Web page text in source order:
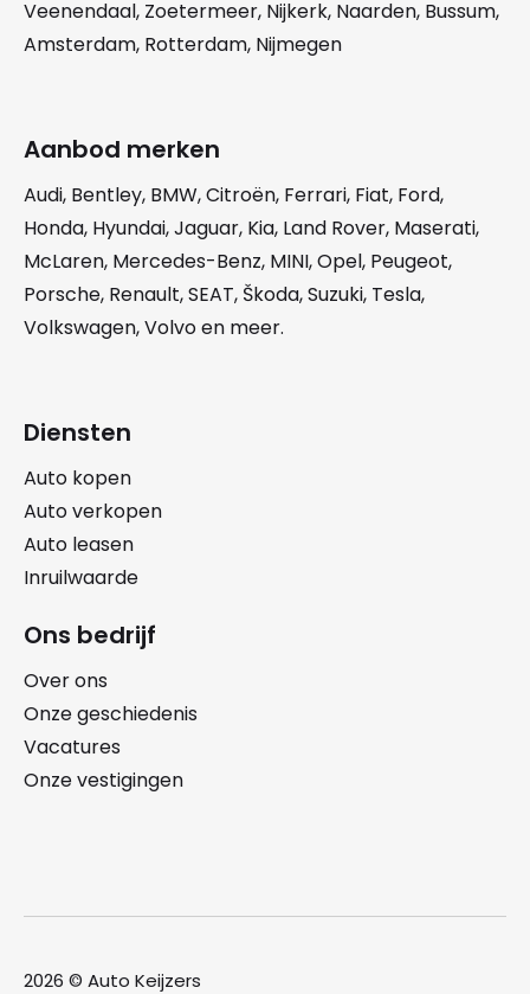
Veenendaal, Zoetermeer, Nijkerk, Naarden, Bussum,
Amsterdam, Rotterdam, Nijmegen
Aanbod merken
Audi, Bentley, BMW,Citroën, Ferrari, Fiat, Ford,
Honda, Hyundai,Jaguar, Kia, Land Rover, Maserati,
McLaren, Mercedes-Benz, MINI,Opel, Peugeot,
Porsche, Renault,SEAT, Škoda,Suzuki, Tesla,
Volkswagen,Volvoen meer.
Diensten
Auto kopen
Auto verkopen
Auto leasen
Inruilwaarde
Ons bedrijf
Over ons
Onze geschiedenis
Vacatures
Onze vestigingen
2026 © Auto Keijzers